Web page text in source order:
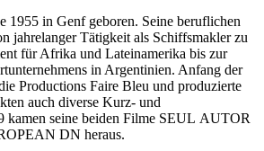
1955 in Genf geboren. Seine beruflichen
jahrelanger Tätigkeit als Schiffsmakler zu
für Afrika und Lateinamerika bis zur
in Argentinien. Anfang der
Productions Faire Bleu und produzierte
auch diverse Kurz- und
seine beiden Filme SEUL AUTOR
DN heraus.